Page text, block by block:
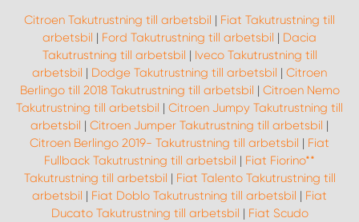
Citroen Takutrustning till arbetsbil | Fiat Takutrustning till
arbetsbil | Ford Takutrustning till arbetsbil | Dacia
Takutrustning till arbetsbil | Iveco Takutrustning till
arbetsbil | Dodge Takutrustning till arbetsbil | Citroen
Berlingo till 2018 Takutrustning till arbetsbil | Citroen Nemo
Takutrustning till arbetsbil | Citroen Jumpy Takutrustning till
arbetsbil | Citroen Jumper Takutrustning till arbetsbil |
Citroen Berlingo 2019- Takutrustning till arbetsbil | Fiat
Fullback Takutrustning till arbetsbil | Fiat Fiorino**
Takutrustning till arbetsbil | Fiat Talento Takutrustning till
arbetsbil | Fiat Doblo Takutrustning till arbetsbil | Fiat
Ducato Takutrustning till arbetsbil | Fiat Scudo